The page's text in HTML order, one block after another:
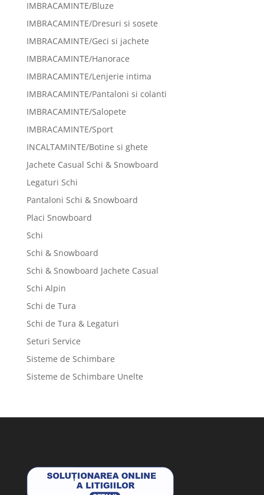
IMBRACAMINTE/Bluze
IMBRACAMINTE/Dresuri si sosete
IMBRACAMINTE/Geci si jachete
IMBRACAMINTE/Hanorace
IMBRACAMINTE/Lenjerie intima
IMBRACAMINTE/Pantaloni si colanti
IMBRACAMINTE/Salopete
IMBRACAMINTE/Sport
INCALTAMINTE/Botine si ghete
Jachete Casual Schi & Snowboard
Legaturi Schi
Pantaloni Schi & Snowboard
Placi Snowboard
Schi
Schi & Snowboard
Schi & Snowboard Jachete Casual
Schi Alpin
Schi de Tura
Schi de Tura & Legaturi
Seturi Service
Sisteme de Schimbare
Sisteme de Schimbare Unelte